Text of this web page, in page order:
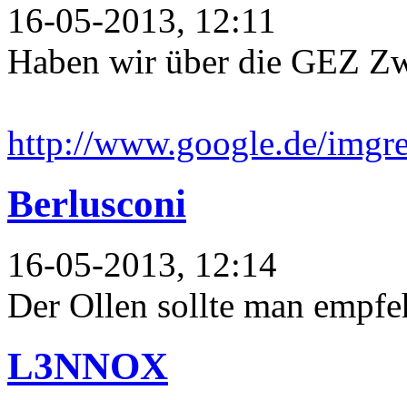
16-05-2013, 12:11
Haben wir über die GEZ
http://www.google.de/
Berlusconi
16-05-2013, 12:14
Der Ollen sollte man
L3NNOX